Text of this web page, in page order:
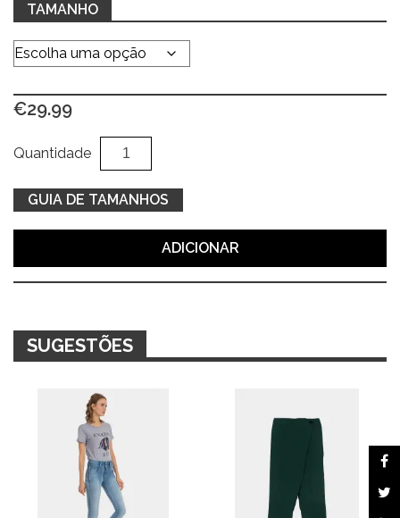
TAMANHO
€29.99
Quantidade
Quantidade
de
Calças
beges
c/
GUIA DE TAMANHOS
ADICIONAR
SUGESTÕES